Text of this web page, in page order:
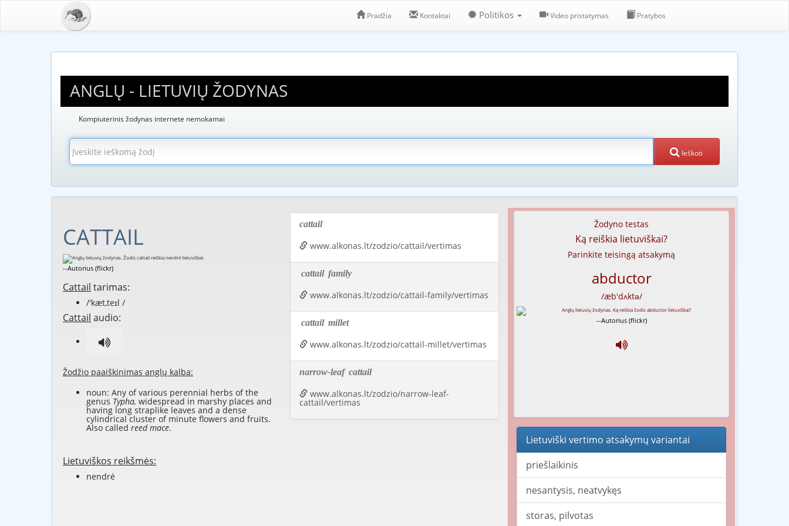
Pradžia Kontaktai Politikos Video pristatymas Pratybos
ANGLŲ - LIETUVIŲ ŽODYNAS
Kompiuterinis žodynas internete nemokamai
Ieškoti
CATTAIL
--Autorius (flickr)
Cattail tarimas:
/'kæt,teɪl /
Cattail audio:
Žodžio paaiškinimas anglų kalba:
noun: Any of various perennial herbs of the
genus Typha, widespread in marshy places and
having long straplike leaves and a dense
cylindrical cluster of minute flowers and fruits.
Also called reed mace.
Lietuviškos reikšmės:
nendrė
cattail
www.alkonas.lt/zodzio/cattail/vertimas
cattail family
www.alkonas.lt/zodzio/cattail-family/vertimas
cattail millet
www.alkonas.lt/zodzio/cattail-millet/vertimas
narrow-leaf cattail
www.alkonas.lt/zodzio/narrow-leaf-
cattail/vertimas
Žodyno testas
Ką reiškia lietuviškai?
Parinkite teisingą atsakymą
abductor
/æb'dʌktə/
--Autorius (flickr)
Lietuviški vertimo atsakymų variantai
priešlaikinis
nesantysis, neatvykęs
storas, pilvotas